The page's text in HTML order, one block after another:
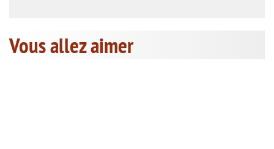
Vous allez aimer